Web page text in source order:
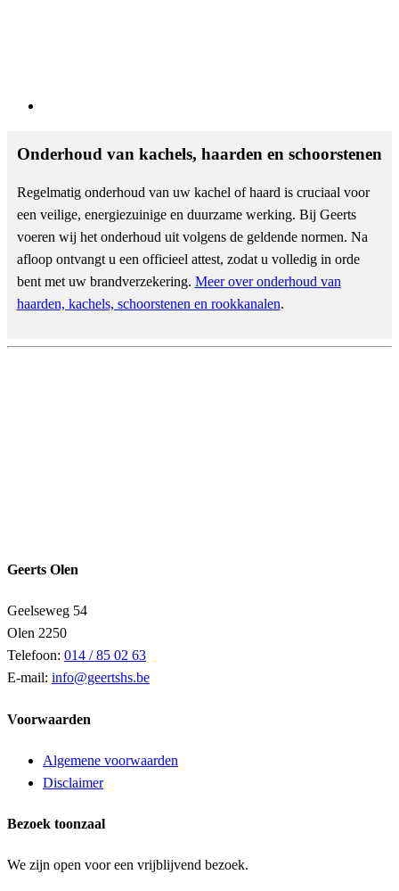
Onderhoud van kachels, haarden en schoorstenen
Regelmatig onderhoud van uw kachel of haard is cruciaal voor
een veilige, energiezuinige en duurzame werking. Bij Geerts
voeren wij het onderhoud uit volgens de geldende normen. Na
afloop ontvangt u een officieel attest, zodat u volledig in orde
bent met uw brandverzekering. Meer over onderhoud van
haarden, kachels, schoorstenen en rookkanalen.
Geerts Olen
Geelseweg 54
Olen 2250
Telefoon: 014 / 85 02 63
E-mail: info@geertshs.be
Voorwaarden
Algemene voorwaarden
Disclaimer
Bezoek toonzaal
We zijn open voor een vrijblijvend bezoek.